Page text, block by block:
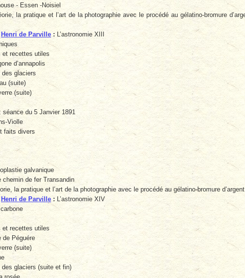
- Essen -Noisiel
la pratique et l’art de la photographie avec le procédé au gélatino-bromure
Henri de Parville : L’astronomie XIII
et recettes utiles
d’annapolis
glaciers
(suite)
(suite)
du 5 Janvier 1891
Violle
faits divers
galvanique
chemin de fer Transandin
la pratique et l’art de la photographie avec le procédé au gélatino-bromure
Henri de Parville: L’astronomie XIV
et recettes utiles
de Péguére
(suite)
glaciers (suite et fin)